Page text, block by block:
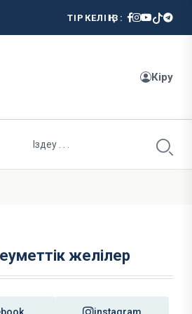
ТІРКЕЛІҢІЗ:
Кіру
желілер